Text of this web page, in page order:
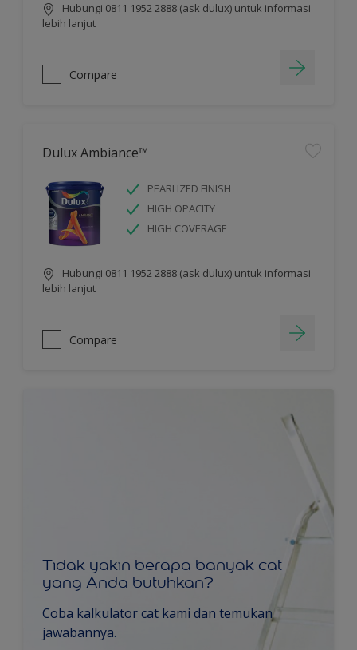
Hubungi 0811 1952 2888 (ask dulux) untuk informasi
lebih lanjut
Compare
Dulux Ambiance™
PEARLIZED FINISH
HIGH OPACITY
HIGH COVERAGE
Hubungi 0811 1952 2888 (ask dulux) untuk informasi
lebih lanjut
Compare
Tidak yakin berapa banyak cat
yang Anda butuhkan?
Coba kalkulator cat kami dan temukan
jawabannya.